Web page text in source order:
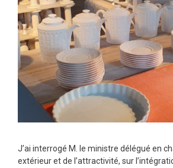
J’ai interrogé M. le ministre délégué en
extérieur et de l’attractivité, sur